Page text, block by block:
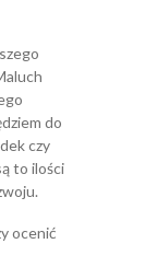
do
czy
to ilości
ocenić